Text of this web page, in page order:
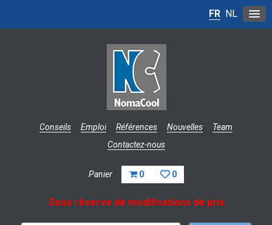
Conseils Emploi Références Nouvelles
Team
Contactez-nous
Panier 0 0
FR NL
Sous réserve de modifications de prix